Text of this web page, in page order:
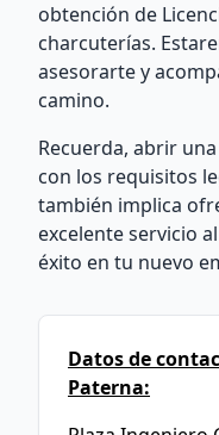
obtención de
charcuterías.
asesorarte y
camino.
Recuerda, abrir
con los requisitos
también implica
excelente servicio
éxito en tu nuevo
Datos de
Paterna: